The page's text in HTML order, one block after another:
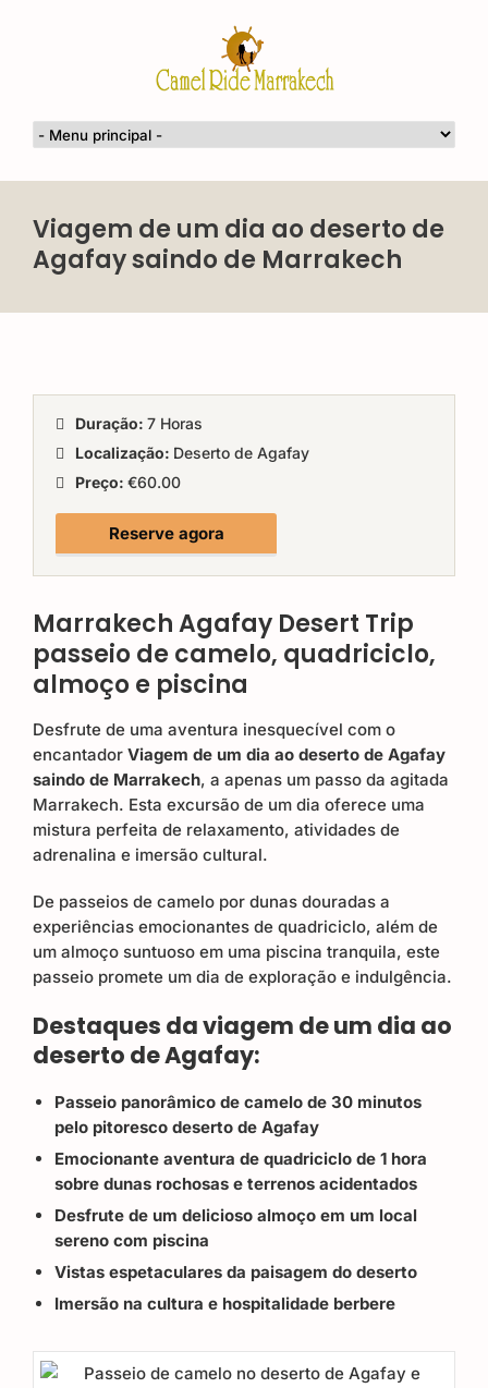
Viagem de um dia ao deserto de
Agafay saindo de Marrakech
Duração: 7 Horas
Localização: Deserto de Agafay
Preço: €60.00
Reserve agora
Marrakech Agafay Desert Trip
passeio de camelo, quadriciclo,
almoço e piscina
Desfrute de uma aventura inesquecível com o
encantador Viagem de um dia ao deserto de Agafay
saindo de Marrakech, a apenas um passo da agitada
Marrakech. Esta excursão de um dia oferece uma
mistura perfeita de relaxamento, atividades de
adrenalina e imersão cultural.
De passeios de camelo por dunas douradas a
experiências emocionantes de quadriciclo, além de
um almoço suntuoso em uma piscina tranquila, este
passeio promete um dia de exploração e indulgência.
Destaques da viagem de um dia ao
deserto de Agafay:
Passeio panorâmico de camelo de 30 minutos
pelo pitoresco deserto de Agafay
Emocionante aventura de quadriciclo de 1 hora
sobre dunas rochosas e terrenos acidentados
Desfrute de um delicioso almoço em um local
sereno com piscina
Vistas espetaculares da paisagem do deserto
Imersão na cultura e hospitalidade berbere